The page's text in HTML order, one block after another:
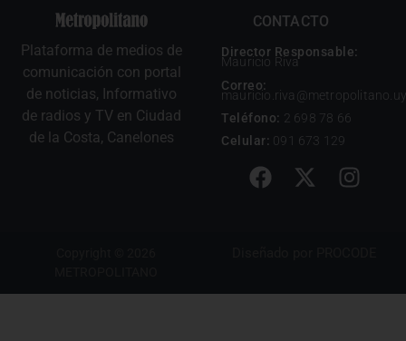
Plataforma de medios de
comunicación con portal
de noticias, Informativo
de radios y TV en Ciudad
de la Costa, Canelones
CONTACTO
Director Responsable:
Mauricio Riva
Correo:
mauricio.riva@metropolitano.uy
Teléfono: 2 698 78 66
Celular: 091 673 129